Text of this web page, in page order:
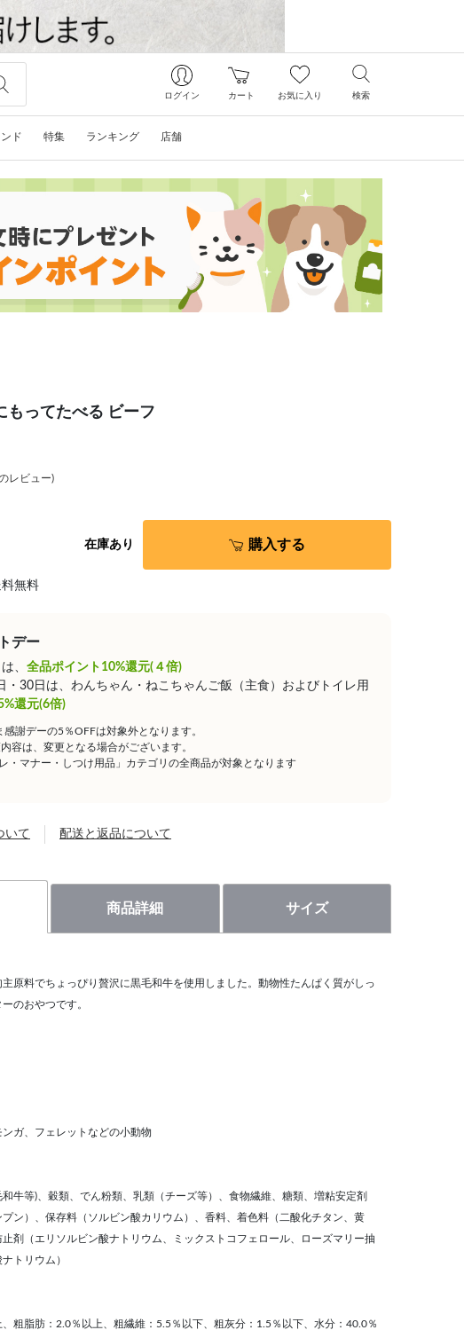
ログイン カート お気に入り 検索
ド 特集 ランキング 店舗
もってたべる ビーフ
レビュー)
無料
在庫あり 購入する
デー
、 全品ポイント10%還元(４倍)
30日は、わんちゃん・ねこちゃんご飯（主食）およびトイレ用
還元(6倍)
謝デーの5％OFFは対象外となります。
容は、変更となる場合がございます。
・マナー・しつけ用品」カテゴリの全商品が対象となります
いて 配送と返品について
商品詳細 サイズ
原料でちょっぴり贅沢に黒毛和牛を使用しました。動物性たんぱく質がしっ
のおやつです。
ガ、フェレットなどの小動物
牛等)、穀類、でん粉類、乳類（チーズ等）、食物繊維、糖類、増粘安定剤
プン）、保存料（ソルビン酸カリウム）、香料、着色料（二酸化チタン、黄
剤（エリソルビン酸ナトリウム、ミックストコフェロール、ローズマリー抽
トリウム）
粗脂肪：2.0％以上、粗繊維：5.5％以下、粗灰分：1.5％以下、水分：40.0％